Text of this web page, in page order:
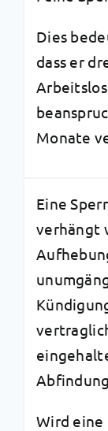
Dies
dass er
Monate
Eine
verhängt
Wird eine